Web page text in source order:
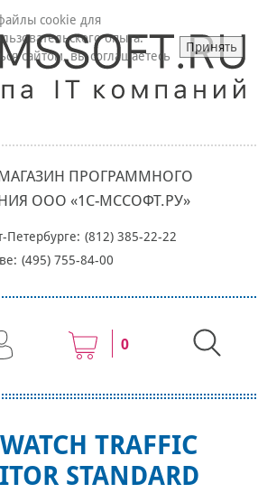
ПРОГРАММНОГО
ООО «1С-МССОФТ.РУ»
Петербурге: (812) 385-22-22
(495) 755-84-00
0
TRAFFIC
STANDARD
cookie для
опыта.
сайтом, вы соглашаетесь
Принять